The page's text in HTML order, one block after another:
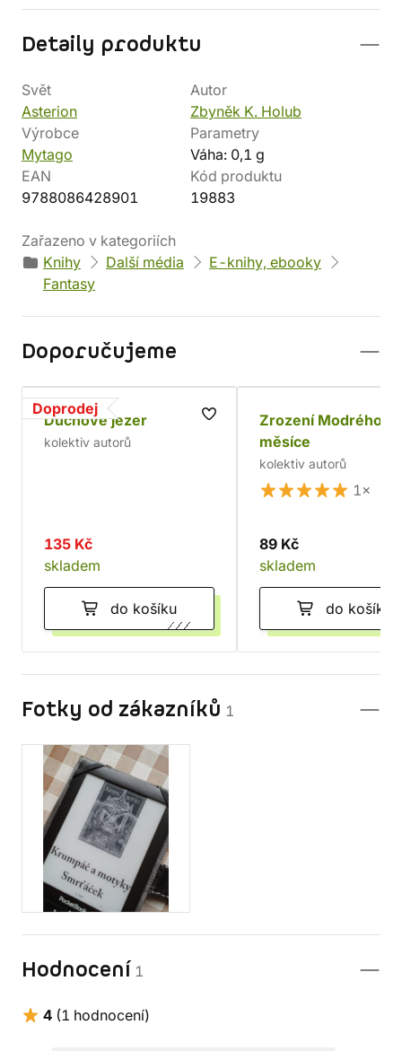
Detaily produktu
Svět
Asterion
Autor
Zbyněk K. Holub
Výrobce
Mytago
Parametry
Váha: 0,1 g
EAN
9788086428901
Kód produktu
19883
Zařazeno v kategoriích
Knihy
Další média
E-knihy, ebooky
Fantasy
Doporučujeme
Doprodej
Duchové jezer
kolektiv autorů
135 Kč
skladem
do košíku
Zrození Modrého
měsíce
kolektiv autorů
1×
89 Kč
skladem
do košíku
Fotky od zákazníků 1
Hodnocení 1
4 (1 hodnocení)